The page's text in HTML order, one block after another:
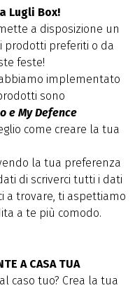
Lugli Box!
a disposizione un
prodotti preferiti o da
feste!
implementato
sono
e My Defence
come creare la tua
la tua preferenza
di scriverci tutti i dati
a trovare, ti aspettiamo
a te più comodo.
A CASA TUA
caso tuo? Crea la tua